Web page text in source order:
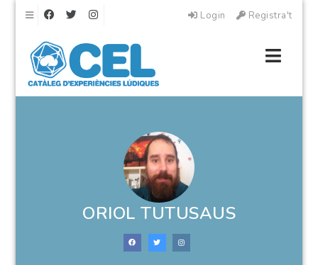
Navigation Login Registra't
ORIOL TUTUSAUS